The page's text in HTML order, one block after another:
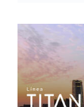
propósito
solo del